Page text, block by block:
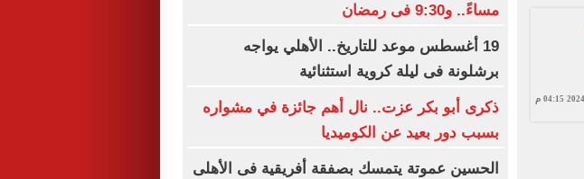
مساءً.. و9:30 فى رمضان
19 أغسطس موعد للتاريخ.. الأهلي يواجه
برشلونة فى ليلة كروية استثنائية
ذكرى أبو بكر عزت.. نال أهم جائزة في مشواره
بسبب دور بعيد عن الكوميديا
الحسين عموتة يتمسك بصفقة أفريقية فى الأهلى